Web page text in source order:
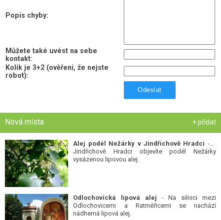
Popis chyby:
Můžete také uvést na sebe
kontakt:
Kolik je 3+2 (ověření, že nejste
robot):
Odeslat
Nová místa + přidat
Alej podél Nežárky v Jindřichově Hradci - V
Jindřichově Hradci objevíte podél Nežárky
vysázenou lipovou alej.
Odlochovická lipová alej - Na silnici mezi
Odlochovicemi a Ratměřicemi se nachází
nádherná lipová alej.